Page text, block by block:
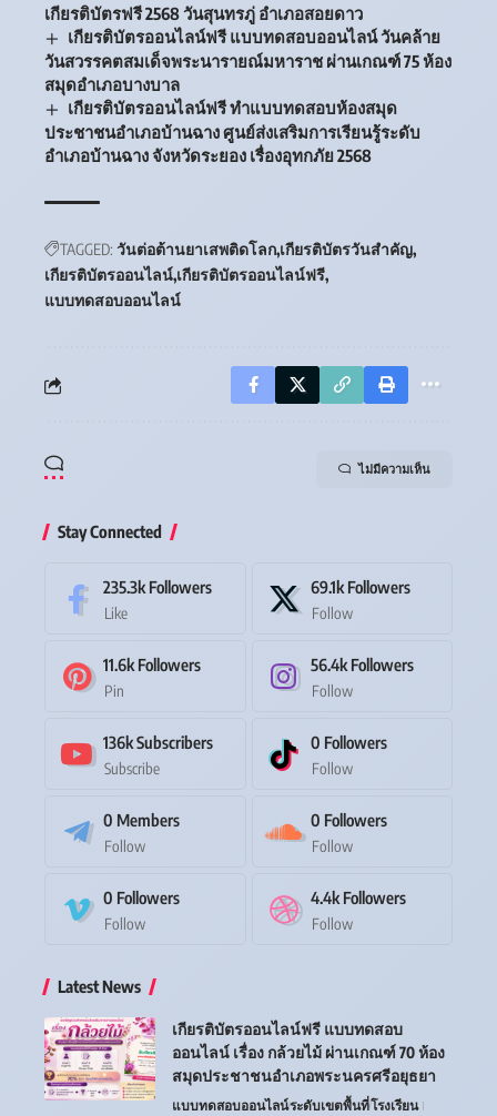
เกียรติบัตรฟรี 2568 วันสุนทรภู่ อำเภอสอยดาว
เกียรติบัตรออนไลน์ฟรี แบบทดสอบออนไลน์ วันคล้าย
วันสวรรคตสมเด็จพระนารายณ์มหาราช ผ่านเกณฑ์ 75 ห้อง
สมุดอำเภอบางบาล
เกียรติบัตรออนไลน์ฟรี ทำแบบทดสอบห้องสมุด
ประชาชนอำเภอบ้านฉาง ศูนย์ส่งเสริมการเรียนรู้ระดับ
อำเภอบ้านฉาง จังหวัดระยอง เรื่องอุทกภัย 2568
TAGGED: วันต่อต้านยาเสพติดโลก เกียรติบัตรวันสำคัญ
เกียรติบัตรออนไลน์ เกียรติบัตรออนไลน์ฟรี
แบบทดสอบออนไลน์
ไม่มีความเห็น
Stay Connected
235.3k Followers
Like
69.1k Followers
Follow
11.6k Followers
Pin
56.4k Followers
Follow
136kSubscribers
Subscribe
0 Followers
Follow
0 Members
Follow
0 Followers
Follow
0 Followers
Follow
4.4k Followers
Follow
Latest News
เกียรติบัตรออนไลน์ฟรี แบบทดสอบ
ออนไลน์ เรื่อง กล้วยไม้ ผ่านเกณฑ์ 70 ห้อง
สมุดประชาชนอำเภอพระนครศรีอยุธยา
แบบทดสอบออนไลน์ระดับเขตพื้นที่โรงเรียน